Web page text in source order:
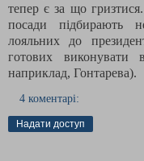
тепер є за що
посади підбирають
лояльних до
готових
наприклад, Гонтарева).
4 коментарі:
Надати доступ